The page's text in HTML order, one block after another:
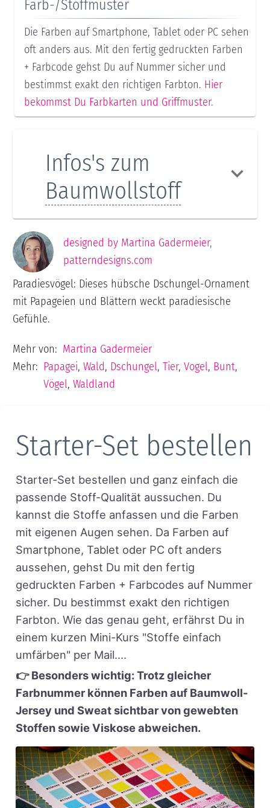
Farb-/Stoffmuster
Die Farben auf Smartphone, Tablet oder PC sehen
oft anders aus. Mit den fertig gedruckten Farben
+ Farbcode gehst Du auf Nummer sicher und
bestimmst exakt den richtigen Farbton. Hier
bekommst Du Farbkarten und Griffmuster.
Infos's zum
Baumwollstoff
designed by Martina Gadermeier,
patterndesigns.com
Paradiesvögel: Dieses hübsche Dschungel-Ornament
mit Papageien und Blättern weckt paradiesische
Gefühle.
Mehr von: Martina Gadermeier
Mehr: Papagei,Wald, Dschungel,Tier,Vogel, Bunt,
Vögel,Waldland
Starter-Set bestellen
Starter-Set bestellen und ganz einfach die
passende Stoff-Qualität aussuchen. Du
kannst die Stoffe anfassen und die Farben
mit eigenen Augen sehen. Da Farben auf
Smartphone, Tablet oder PC oft anders
aussehen, gehst Du mit den fertig
gedruckten Farben + Farbcodes auf Nummer
sicher. Du bestimmst exakt den richtigen
Farbton. Wie das genau geht, erfährst Du in
einem kurzen Mini-Kurs "Stoffe einfach
umfärben" per Mail....
👉 Besonders wichtig: Trotz gleicher
Farbnummer können Farben auf Baumwoll-
Jersey und Sweat sichtbar von gewebten
Stoffen sowie Viskose abweichen.